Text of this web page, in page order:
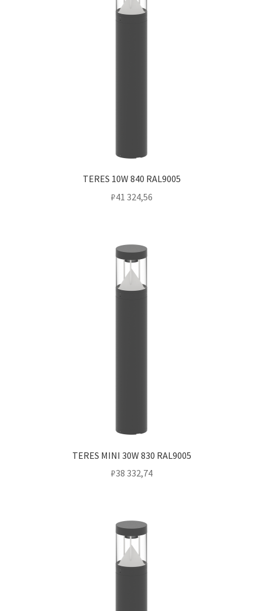
TERES 10W 840 RAL9005
₽41 324,56
TERES MINI 30W 830 RAL9005
₽38 332,74